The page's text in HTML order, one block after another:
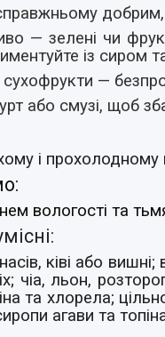
— зелені чи
із сиром
сухофрукти —
або смузі, щоб
і прохолодному
вологості та
ківі або
чіа, льон,
та хлорела;
агави та